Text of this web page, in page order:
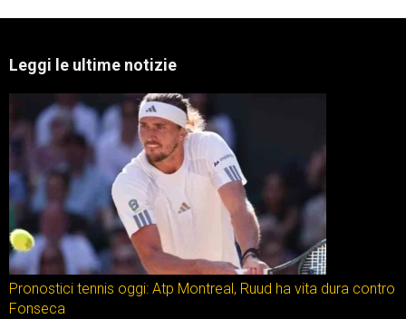
Leggi le ultime notizie
Pronostici tennis oggi: Atp Montreal, Ruud ha vita dura contro
Fonseca